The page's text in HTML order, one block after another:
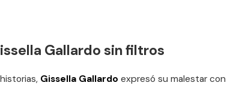
Gallardo sin filtros
Gissella Gallardo expresó su malestar con